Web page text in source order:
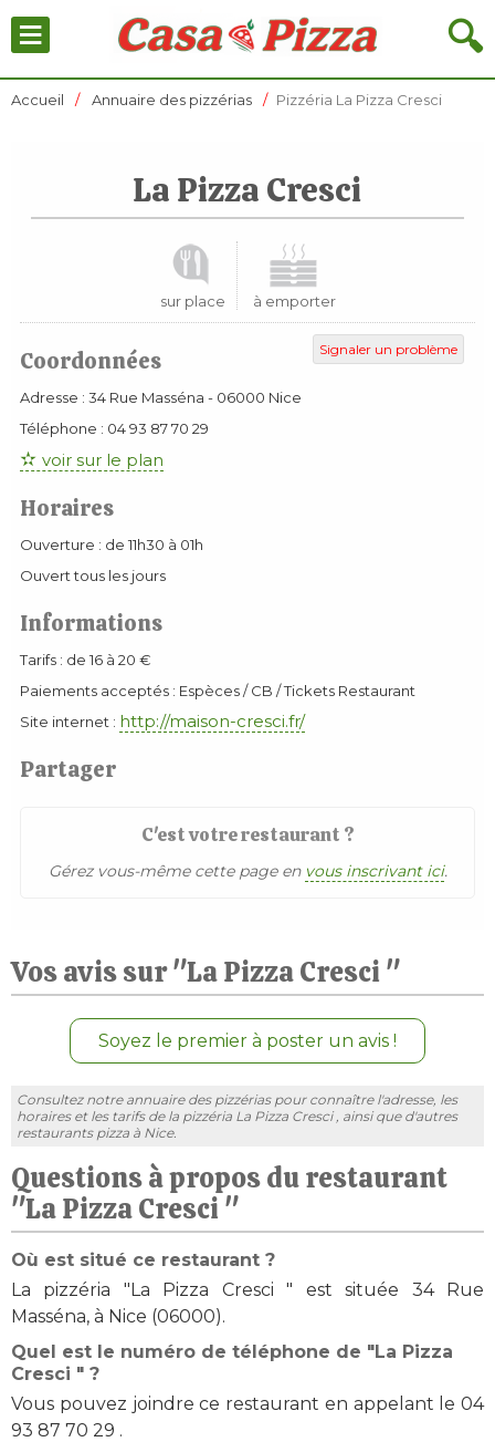
🔍
≡
Accueil Annuaire des pizzérias Pizzéria La Pizza Cresci
La Pizza Cresci
sur place à emporter
Signaler un problème
Coordonnées
Adresse : 34 Rue Masséna - 06000 Nice
Téléphone : 04 93 87 70 29
voir sur le plan
Horaires
Ouverture : de 11h30 à 01h
Ouvert tous les jours
Informations
Tarifs : de 16 à 20 €
Paiements acceptés : Espèces / CB / Tickets Restaurant
Site internet : http://maison-cresci.fr/
Partager
C'est votre restaurant ?
Gérez vous-même cette page en vous inscrivant ici.
Vos avis sur "La Pizza Cresci "
Soyez le premier à poster un avis !
Consultez notre annuaire des pizzérias pour connaître l'adresse, les
horaires et les tarifs de la pizzéria La Pizza Cresci , ainsi que d'autres
restaurants pizza à Nice.
Questions à propos du restaurant
"La Pizza Cresci "
Où est situé ce restaurant ?
La pizzéria "La Pizza Cresci " est située 34 Rue
Masséna, à Nice (06000).
Quel est le numéro de téléphone de "La Pizza
Cresci " ?
Vous pouvez joindre ce restaurant en appelant le 04
93 87 70 29 .